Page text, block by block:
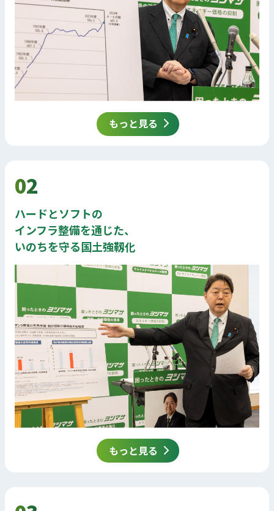
もっと見る
02
ハードとソフトの
インフラ整備を通じた、
いのちを守る国土強靱化
もっと見る